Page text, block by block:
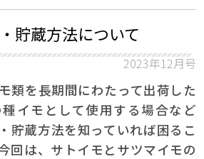
貯蔵方法について
2023年12月号
類を長期間にわたって出荷した
イモとして使用する場合など
貯蔵方法を知っていれば困るこ
回は、サトイモとサツマイモの